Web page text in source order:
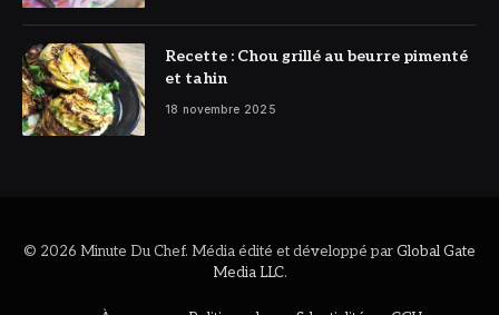
Recette : Chou grillé au beurre pimenté
et tahin
18 novembre 2025
© 2026 Minute Du Chef. Média édité et développé parGlobal Gate
Media LLC.